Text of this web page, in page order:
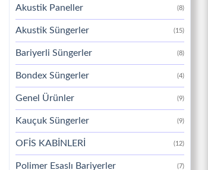
Akustik Paneller (8)
Akustik Süngerler (15)
Bariyerli Süngerler (8)
Bondex Süngerler (4)
Genel Ürünler (9)
Kauçuk Süngerler (9)
OFİS KABİNLERİ (12)
Polimer Esaslı Bariyerler (7)